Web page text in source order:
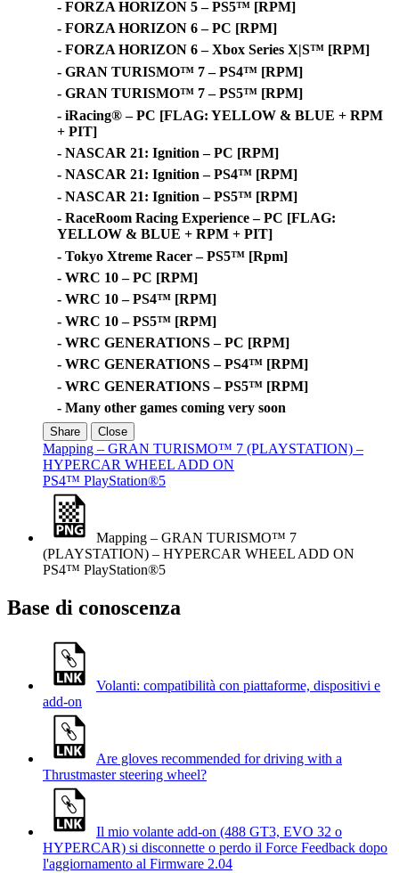
- FORZA HORIZON 5 – PS5™ [RPM]
- FORZA HORIZON 6 – PC [RPM]
- FORZA HORIZON 6 – Xbox Series X|S™ [RPM]
- GRAN TURISMO™ 7 – PS4™ [RPM]
- GRAN TURISMO™ 7 – PS5™ [RPM]
- iRacing® – PC [FLAG: YELLOW & BLUE + RPM
+ PIT]
- NASCAR 21: Ignition – PC [RPM]
- NASCAR 21: Ignition – PS4™ [RPM]
- NASCAR 21: Ignition – PS5™ [RPM]
- RaceRoom Racing Experience – PC [FLAG:
YELLOW & BLUE + RPM + PIT]
- Tokyo Xtreme Racer – PS5™ [Rpm]
- WRC 10 – PC [RPM]
- WRC 10 – PS4™ [RPM]
- WRC 10 – PS5™ [RPM]
- WRC GENERATIONS – PC [RPM]
- WRC GENERATIONS – PS4™ [RPM]
- WRC GENERATIONS – PS5™ [RPM]
- Many other games coming very soon
Share Close
Mapping – GRAN TURISMO™ 7 (PLAYSTATION) –
HYPERCAR WHEEL ADD ON
PS4™ PlayStation®5
Mapping – GRAN TURISMO™ 7
(PLAYSTATION) – HYPERCAR WHEEL ADD ON
PS4™ PlayStation®5
Base di conoscenza
Volanti: compatibilità con piattaforme, dispositivi e
add-on
Are gloves recommended for driving with a
Thrustmaster steering wheel?
Il mio volante add-on (488 GT3, EVO 32 o
HYPERCAR) si disconnette o perdo il Force Feedback dopo
l'aggiornamento al Firmware 2.04